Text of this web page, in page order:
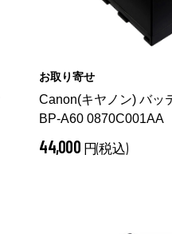
お取り寄せ
Canon(キヤノン) バッ
BP-A60 0870C001AA
44,000 円(税込)